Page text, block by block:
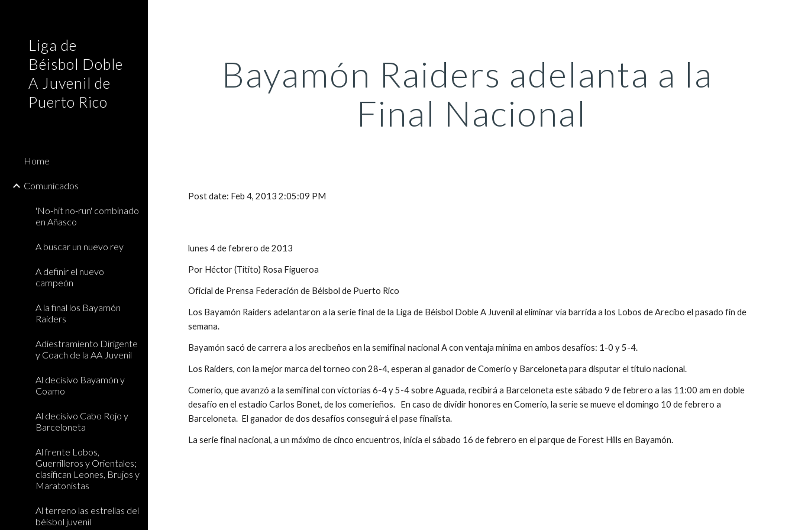
Liga de
Béisbol Doble
A Juvenil de
Puerto Rico
Home
Comunicados
'No-hit no-run' combinado
en Añasco
A buscar un nuevo rey
A definir el nuevo
campeón
A la final los Bayamón
Raiders
Adiestramiento Dirigente
y Coach de la AA Juvenil
Al decisivo Bayamón y
Coamo
Al decisivo Cabo Rojo y
Barceloneta
Al frente Lobos,
Guerrilleros y Orientales;
clasifican Leones, Brujos y
Maratonistas
Al terreno las estrellas del
béisbol juvenil
Bayamón Raiders adelanta a la
Final Nacional
Post date: Feb 4, 2013 2:05:09 PM
lunes 4 de febrero de 2013
Por Héctor (Titito) Rosa Figueroa
Oficial de Prensa Federación de Béisbol de Puerto Rico
Los Bayamón Raiders adelantaron a la serie final de la Liga de Béisbol Doble A Juvenil al eliminar vía barrida a los Lobos de Arecibo el pasado fin de
semana.
Bayamón sacó de carrera a los arecibeños en la semifinal nacional A con ventaja mínima en ambos desafíos: 1-0 y 5-4.
Los Raiders, con la mejor marca del torneo con 28-4, esperan al ganador de Comerío y Barceloneta para disputar el título nacional.
Comerío, que avanzó a la semifinal con victorias 6-4 y 5-4 sobre Aguada, recibirá a Barceloneta este sábado 9 de febrero a las 11:00 am en doble
desafío en el estadio Carlos Bonet, de los comerieños.   En caso de dividir honores en Comerío, la serie se mueve el domingo 10 de febrero a
Barceloneta.  El ganador de dos desafíos conseguirá el pase finalista.
La serie final nacional, a un máximo de cinco encuentros, inicia el sábado 16 de febrero en el parque de Forest Hills en Bayamón.